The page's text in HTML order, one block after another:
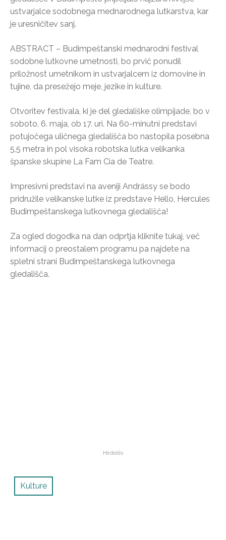
ustvarjalce sodobnega mednarodnega lutkarstva, kar
je uresničitev sanj.
ABSTRACT – Budimpeštanski mednarodni festival
sodobne lutkovne umetnosti, bo prvič ponudil
priložnost umetnikom in ustvarjalcem iz domovine in
tujine, da presežejo meje, jezike in kulture.
Otvoritev festivala, ki je del gledališke olimpijade, bo v
soboto, 6. maja, ob 17. uri. Na 60-minutni predstavi
potujočega uličnega gledališča bo nastopila posebna
5,5 metra in pol visoka robotska lutka velikanka
španske skupine La Fam Cia de Teatre.
Impresivni predstavi na aveniji Andrássy se bodo
pridružile velikanske lutke iz predstave Hello, Hercules
Budimpeštanskega lutkovnega gledališča!
Za ogled dogodka na dan odprtja kliknite tukaj, več
informacij o preostalem programu pa najdete na
spletni strani Budimpeštanskega lutkovnega
gledališča.
Kulture